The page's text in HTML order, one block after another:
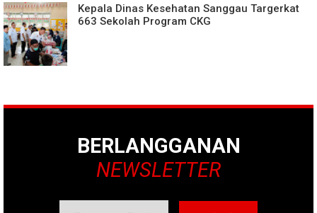
Kepala Dinas Kesehatan Sanggau Targerkat
663 Sekolah Program CKG
BERLANGGANAN
NEWSLETTER